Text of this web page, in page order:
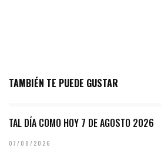
TAMBIÉN TE PUEDE GUSTAR
TAL DÍA COMO HOY 7 DE AGOSTO 2026
07/08/2026